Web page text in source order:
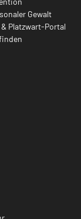
Gewalt
Platzwart-Portal